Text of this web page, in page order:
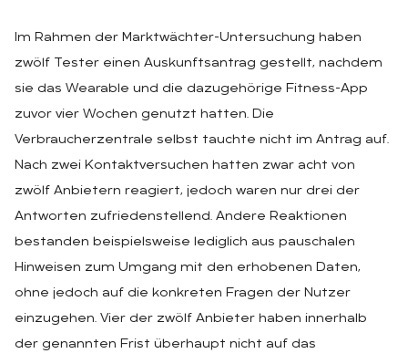
Im Rahmen der Marktwächter-Untersuchung haben
zwölf Tester einen Auskunftsantrag gestellt, nachdem
sie das Wearable und die dazugehörige Fitness-App
zuvor vier Wochen genutzt hatten. Die
Verbraucherzentrale selbst tauchte nicht im Antrag auf.
Nach zwei Kontaktversuchen hatten zwar acht von
zwölf Anbietern reagiert, jedoch waren nur drei der
Antworten zufriedenstellend. Andere Reaktionen
bestanden beispielsweise lediglich aus pauschalen
Hinweisen zum Umgang mit den erhobenen Daten,
ohne jedoch auf die konkreten Fragen der Nutzer
einzugehen. Vier der zwölf Anbieter haben innerhalb
der genannten Frist überhaupt nicht auf das